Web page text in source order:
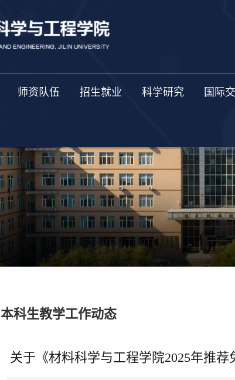
师资队伍 招生就业 科学研究 国际
本科生教学工作动态
关于《材料科学与工程学院2025年推